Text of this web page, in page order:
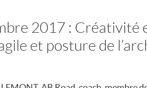
2017 : Créativité
et posture de